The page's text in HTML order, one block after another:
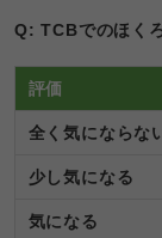
Q: TCBでのほく
評価
全く気にならな
少し気になる
気になる